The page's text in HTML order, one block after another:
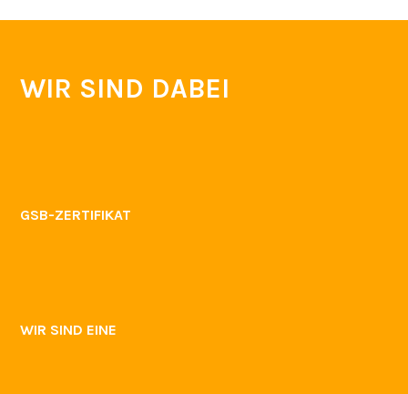
WIR SIND DABEI
GSB-ZERTIFIKAT
WIR SIND EINE